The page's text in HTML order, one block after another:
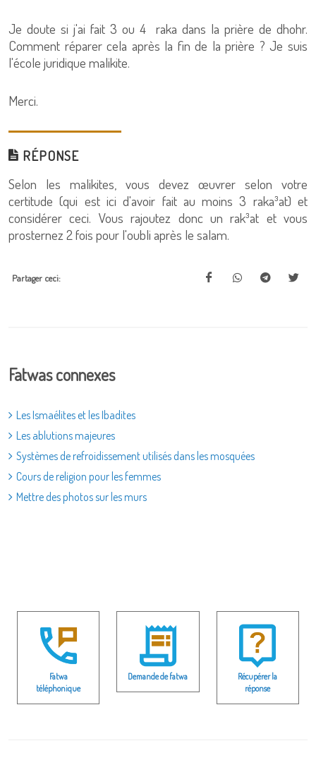
Je doute si j'ai fait 3 ou 4 raka dans la prière de dhohr.
Comment réparer cela après la fin de la prière ? Je suis
l'école juridique malikite.
Merci.
RÉPONSE
Selon les malikites, vous devez œuvrer selon votre
certitude (qui est ici d'avoir fait au moins 3 raka³at) et
considérer ceci. Vous rajoutez donc un rak³at et vous
prosternez 2 fois pour l'oubli après le salam.
Partager ceci:
Fatwas connexes
Les Ismaélites et les Ibadites
Les ablutions majeures
Systèmes de refroidissement utilisés dans les mosquées
Cours de religion pour les femmes
Mettre des photos sur les murs
Fatwa
téléphonique
Demande de fatwa
Récupérer la
réponse